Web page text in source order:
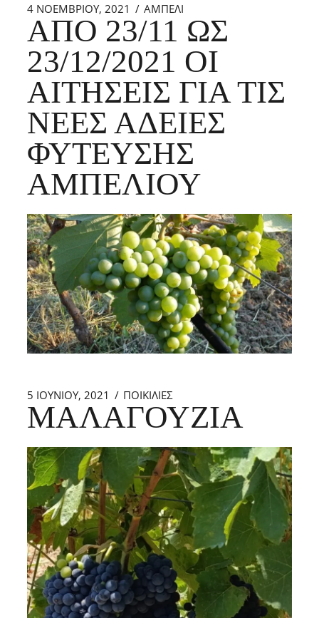
4 ΝΟΕΜΒΡΊΟΥ, 2021 ΑΜΠΕΛΙ
ΑΠΌ 23/11 ΩΣ
23/12/2021 ΟΙ
ΑΙΤΉΣΕΙΣ ΓΙΑ ΤΙΣ
ΝΈΕΣ ΆΔΕΙΕΣ
ΦΎΤΕΥΣΗΣ
ΑΜΠΕΛΙΟΎ
5 ΙΟΥΝΊΟΥ, 2021 ΠΟΙΚΙΛΙΕΣ
ΜΑΛΑΓΟΥΖΙΆ